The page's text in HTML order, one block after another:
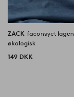
ZACK faconsyet lagen
økologisk
149 DKK